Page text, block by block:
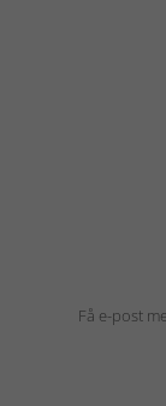
Få e-post